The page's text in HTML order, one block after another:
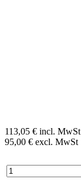
113,05 € incl. MwSt
95,00 € excl. MwSt